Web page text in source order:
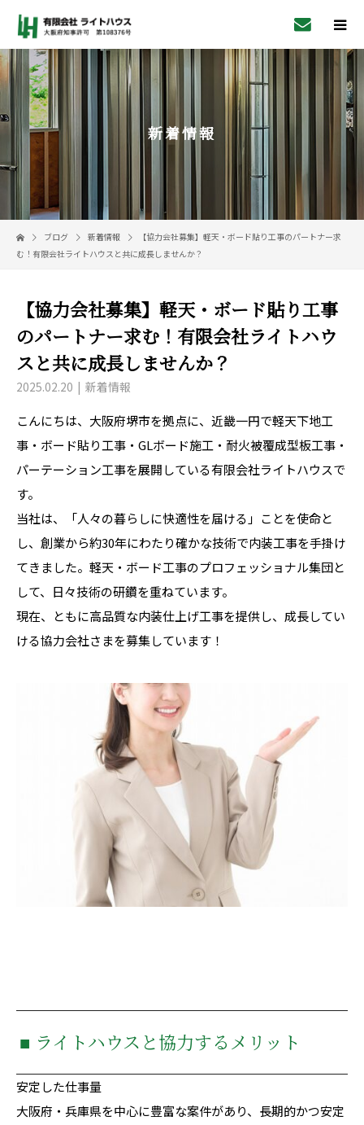
新着情報
ブログ 新着情報
【協力会社募集】軽天・ボード貼り工事のパートナー求
む！有限会社ライトハウスと共に成長しませんか？
【協力会社募集】軽天・ボード貼り工事
のパートナー求む！有限会社ライトハウ
スと共に成長しませんか？
2025.02.20 新着情報
こんにちは、大阪府堺市を拠点に、近畿一円で軽天下地工
事・ボード貼り工事・GLボード施工・耐火被覆成型板工事・
パーテーション工事を展開している有限会社ライトハウスで
す。
当社は、「人々の暮らしに快適性を届ける」ことを使命と
し、創業から約30年にわたり確かな技術で内装工事を手掛け
てきました。軽天・ボード工事のプロフェッショナル集団と
して、日々技術の研鑽を重ねています。
現在、ともに高品質な内装仕上げ工事を提供し、成長してい
ける協力会社さまを募集しています！
■ ライトハウスと協力するメリット
安定した仕事量
大阪府・兵庫県を中心に豊富な案件があり、長期的かつ安定